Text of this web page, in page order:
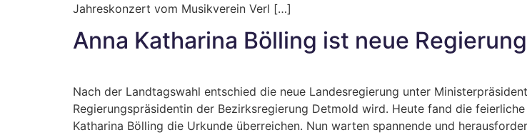
Jahreskonzert vom Musikverein Verl […]
Anna Katharina Bölling ist neue
Nach der Landtagswahl entschied die neue Landesregierung unter
Regierungspräsidentin der Bezirksregierung Detmold wird. Heute fand die
Katharina Bölling die Urkunde überreichen. Nun warten spannende und